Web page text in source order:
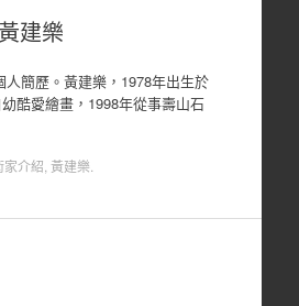
建樂
簡歷。黃建樂，1978年出生於
酷愛繪畫，1998年從事壽山石
家介紹 黃建樂